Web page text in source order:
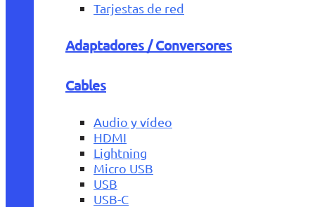
Tarjestas de red
Adaptadores / Conversores
Cables
Audio y vídeo
HDMI
Lightning
Micro USB
USB
USB-C